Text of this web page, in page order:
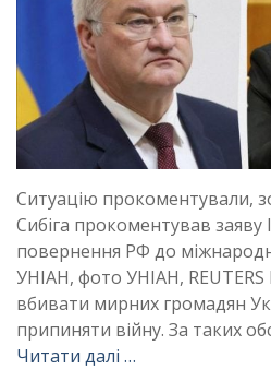
Ситуацію прокоментували,
Сибіга прокоментував заяву
повернення РФ до
УНІАН, фото УНІАН, REUTERS
вбивати мирних громадян
припиняти війну. За таких
Читати далі …